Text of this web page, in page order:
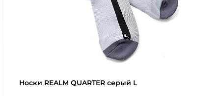
Носки REALM QUARTER серый L